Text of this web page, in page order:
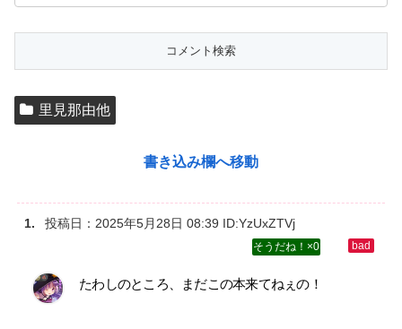
里見那由他
書き込み欄へ移動
投稿日：2025年5月28日 08:39 ID:YzUxZTVj
0
たわしのところ、まだこの本来てねぇの！